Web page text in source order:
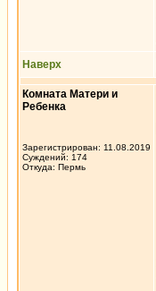
Наверх
Комната Матери и
Ребенка
Зарегистрирован: 11.08.2019
Суждений: 174
Откуда: Пермь